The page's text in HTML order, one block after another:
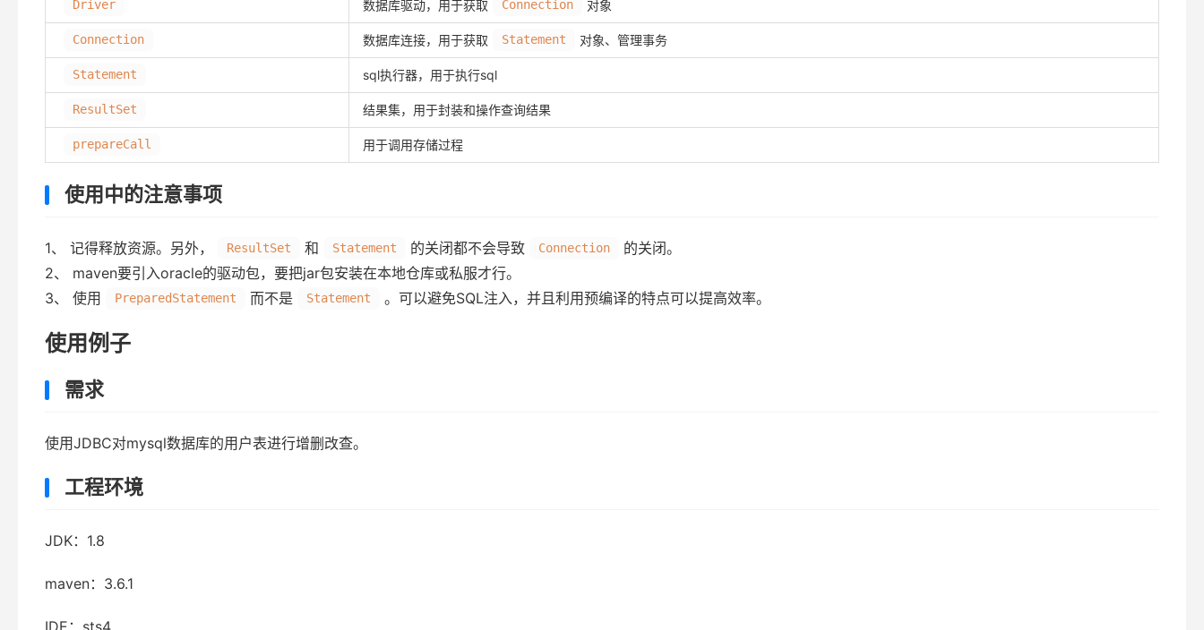
Driver 数据库驱动，用于获取 Connection 对象
Connection 数据库连接，用于获取 Statement 对象、管理事务
Statement sql执行器，用于执行sql
ResultSet 结果集，用于封装和操作查询结果
prepareCall 用于调用存储过程
使用中的注意事项
1、 记得释放资源。另外， ResultSet 和 Statement 的关闭都不会导致 Connection
的关闭。
2、 maven要引入oracle的驱动包，要把jar包安装在本地仓库或私服才行。
3、 使用
PreparedStatement 而不是 Statement 。可以避免SQL注入，并且利用预编译的特点可以提高效率。
使用例子
需求
使用JDBC对mysql数据库的用户表进行增删改查。
工程环境
JDK：1.8
maven：3.6.1
IDE：sts4